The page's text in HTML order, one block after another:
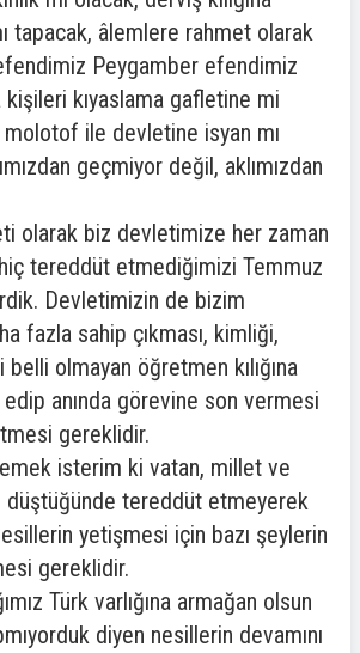
tapacak, âlemlere rahmet olarak
Peygamber efendimiz
kişileri kıyaslama gafletine mi
ile devletine isyan mı
geçmiyor değil, aklımızdan
olarak biz devletimize her zaman
tereddüt etmediğimizi Temmuz
Devletimizin de bizim
fazla sahip çıkması, kimliği,
olmayan öğretmen kılığına
anında görevine son vermesi
gereklidir.
isterim ki vatan, millet ve
tereddüt etmeyerek
yetişmesi için bazı şeylerin
gereklidir.
Türk varlığına armağan olsun
diyen nesillerin devamını